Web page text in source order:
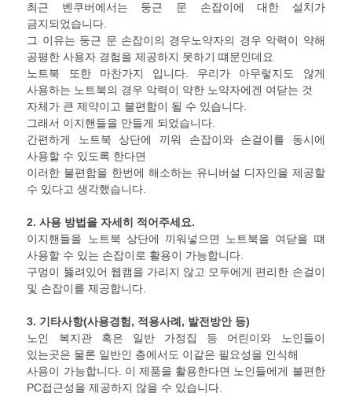
최근 벤쿠버에서는 둥근 문 손잡이에 대한 설치가
금지되었습니다.
그 이유는 둥근 문 손잡이의 경우노약자의 경우 악력이 약해
공평한 사용자 경험을 제공하지 못하기 떄문인데요
노트북 또한 마찬가지 입니다. 우리가 아무렇지도 않게
사용하는 노트북의 경우 악력이 약한 노약자에겐 여닫는 것
자체가 큰 제약이고 불편함이 될 수 있습니다.
그래서 이지핸들을 만들게 되었습니다.
간편하게 노트북 상단에 끼워 손잡이와 손걸이를 동시에
사용할 수 있도록 한다면
이러한 불편함을 한번에 해소하는 유니버설 디자인을 제공할
수 있다고 생각했습니다.
2.사용 방법을 자세히 적어주세요.
이지핸들을 노트북 상단에 끼워넣으면 노트북을 여닫을 떄
사용할 수 있는 손잡이로 활용이 가능합니다.
구멍이 뚫려있어 웹캠을 가리지 않고 모두에게 편리한 손걸이
및 손잡이를 제공합니다.
3. 기타사항(사용경험, 적용사례 , 발전방안 등)
노인 복지관 혹은 일반 가정집 등 어린이와 노인들이
있는곳은 물론 일반인 층에서도 이같은 필요성을 인식해
사용이 가능합니다. 이 제품을 활용한다면 노인들에게 불편한
PC접근성을 제공하지 않을 수 있습니다.